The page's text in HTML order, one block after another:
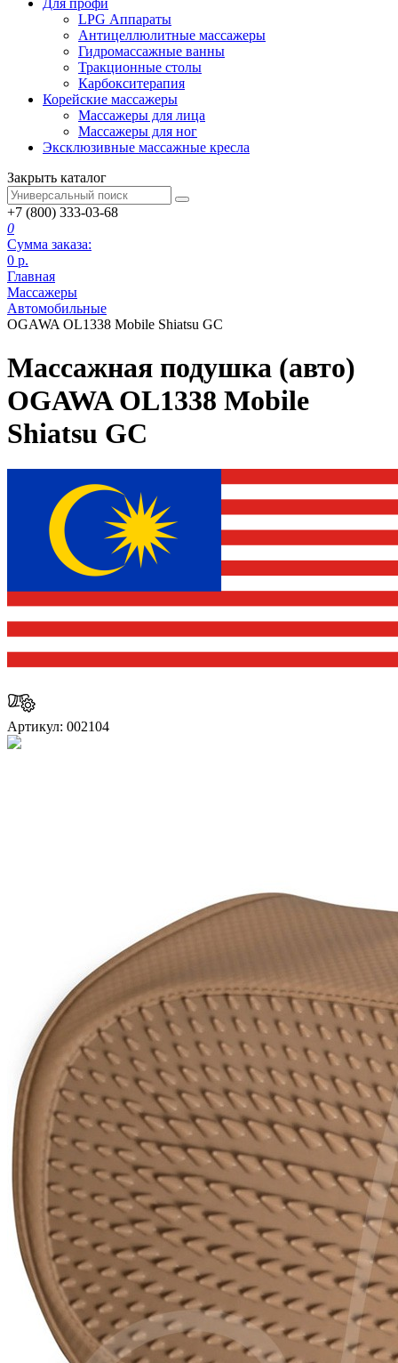
LPG Аппараты
Антицеллюлитные массажеры
Гидромассажные ванны
Тракционные столы
Карбокситерапия
Корейские массажеры
Массажеры для лица
Массажеры для ног
Эксклюзивные массажные кресла
Закрыть каталог
+7 (800) 333-03-68
0
Сумма заказа:
0 р.
Главная
Массажеры
Автомобильные
OGAWA OL1338 Mobile Shiatsu GC
Массажная подушка (авто)
OGAWA OL1338 Mobile
Shiatsu GC
Артикул: 002104